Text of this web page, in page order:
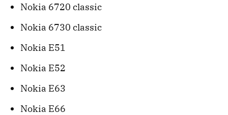
Nokia 6720 classic
Nokia 6730 classic
Nokia E51
Nokia E52
Nokia E63
Nokia E66